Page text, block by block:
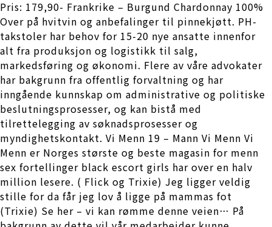
Pris: 179,90- Frankrike – Burgund Chardonnay 100%
Over på hvitvin og anbefalinger til pinnekjøtt. PH-
takstoler har behov for 15-20 nye ansatte innenfor
alt fra produksjon og logistikk til salg,
markedsføring og økonomi. Flere av våre advokater
har bakgrunn fra offentlig forvaltning og har
inngående kunnskap om administrative og politiske
beslutningsprosesser, og kan bistå med
tilrettelegging av søknadsprosesser og
myndighetskontakt. Vi Menn 19 – Mann Vi Menn Vi
Menn er Norges største og beste magasin for menn
sex fortellinger black escort girls har over en halv
million lesere. ( Flick og Trixie) Jeg ligger veldig
stille for da får jeg lov å ligge på mammas fot
(Trixie) Se her – vi kan rømme denne veien… På